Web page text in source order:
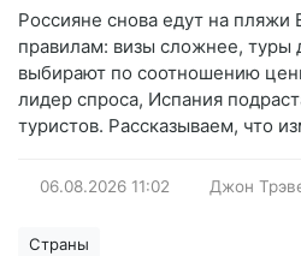
Россияне снова едут на
правилам: визы сложнее, туры
выбирают по соотношению
лидер спроса, Испания
туристов. Рассказываем, что
06.08.2026 11:02 Джон
Страны